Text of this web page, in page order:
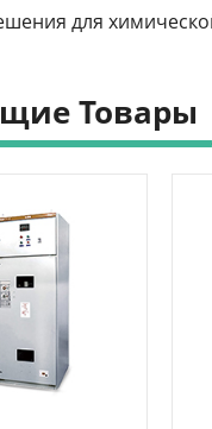
для
Товары